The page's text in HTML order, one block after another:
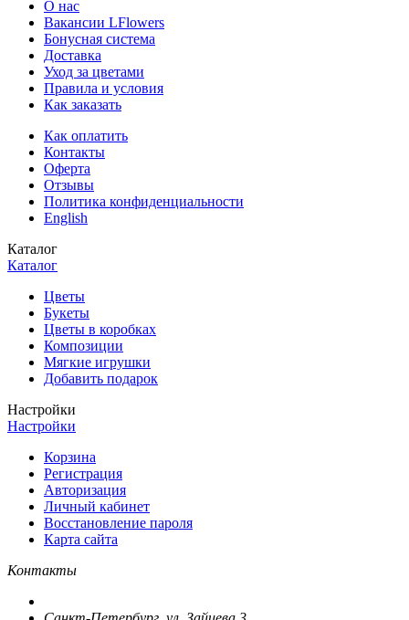
О нас
Вакансии LFlowers
Бонусная система
Доставка
Уход за цветами
Правила и условия
Как заказать
Как оплатить
Контакты
Оферта
Отзывы
Политика конфиденциальности
English
Каталог
Каталог
Цветы
Букеты
Цветы в коробках
Композиции
Мягкие игрушки
Добавить подарок
Настройки
Настройки
Корзина
Регистрация
Авторизация
Личный кабинет
Восстановление пароля
Карта сайта
Контакты